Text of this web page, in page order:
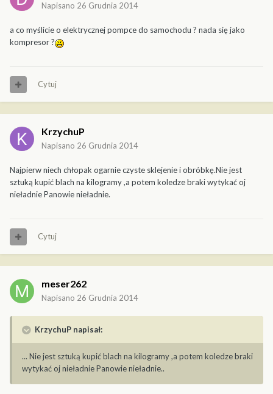
Napisano 26 Grudnia 2014
a co myślicie o elektrycznej pompce do samochodu ? nada się jako
kompresor ?
Cytuj
KrzychuP
Napisano 26 Grudnia 2014
Najpierw niech chłopak ogarnie czyste sklejenie i obróbkę.Nie jest
sztuką kupić blach na kilogramy ,a potem koledze braki wytykać oj
nieładnie Panowie nieładnie.
Cytuj
meser262
Napisano 26 Grudnia 2014
KrzychuP napisał:
... Nie jest sztuką kupić blach na kilogramy ,a potem koledze braki
wytykać oj nieładnie Panowie nieładnie..